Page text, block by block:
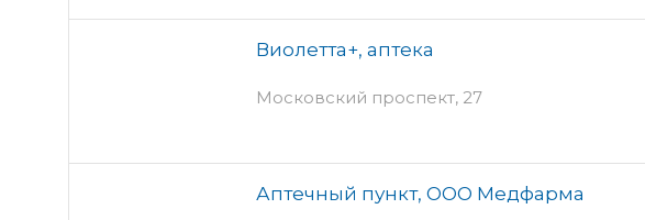
Виолетта+, аптека
Московский проспект, 27
Аптечный пункт, ООО Медфарма